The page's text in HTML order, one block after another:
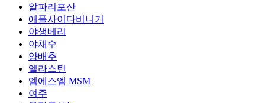
알파리포산
애플사이다비니거
야생베리
야채수
양배추
엘라스틴
엠에스엠 MSM
여주